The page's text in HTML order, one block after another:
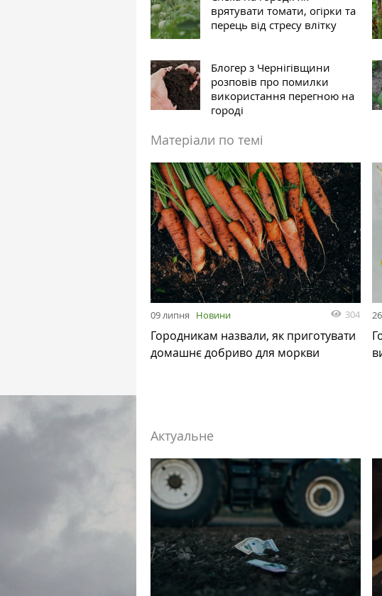
врятувати томати, огірки та
перець від стресу влітку
Блогер з Чернігівщини
розповів про помилки
використання перегною на
городі
Матеріали по темі
09 липня Новини 304
Городникам назвали, як приготувати
домашнє добриво для моркви
Актуальне